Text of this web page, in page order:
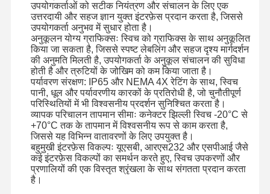
घर उत्पाद
कारखाने का दौरा गुणवत्ता नियंत्रण हमसे संपर्क करें समाचार
उद्धरण मांगें
उपयोगकर्ताओं को सटीक नियंत्रण और संचालन के लिए एक
उत्तरदायी और सहज ज्ञान युक्त इंटरफ़ेस प्रदान करता है, जिससे
उपयोगकर्ता अनुभव में सुधार होता है।
अनुकूलन योग्य ग्राफिक्सः स्विच को ग्राफिक्स के साथ अनुकूलित
किया जा सकता है, जिससे स्पष्ट लेबलिंग और सहज दृश्य मार्गदर्शन
की अनुमति मिलती है, उपयोगकर्ता के अनुकूल संचालन की सुविधा
होती है और त्रुटियों के जोखिम को कम किया जाता है।
पर्यावरण संरक्षण: IP65 और NEMA 4X रेटिंग के साथ, स्विच
पानी, धूल और पर्यावरणीय कारकों के प्रतिरोधी है, जो चुनौतीपूर्ण
परिस्थितियों में भी विश्वसनीय प्रदर्शन सुनिश्चित करता है।
व्यापक परिचालन तापमान सीमाः कनेक्टर झिल्ली स्विच -20°C से
+70°C तक के तापमान में विश्वसनीय रूप से काम करता है,
जिससे यह विभिन्न वातावरणों के लिए उपयुक्त है।
बहुमुखी इंटरफ़ेस विकल्पः यूएसबी, आरएस232 और एसपीआई जैसे
कई इंटरफ़ेस विकल्पों का समर्थन करते हुए, स्विच उपकरणों और
प्रणालियों की एक विस्तृत श्रृंखला के साथ संगतता प्रदान करता
है।